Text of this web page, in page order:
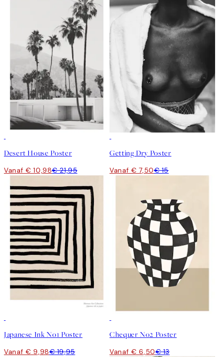
Desert House Poster
Vanaf € 10,98€ 21,95
Getting Dry Poster
Vanaf € 7,50€ 15
Japanese Ink No1 Poster
Vanaf € 9,98€ 19,95
Chequer No2 Poster
Vanaf € 6,50€ 13